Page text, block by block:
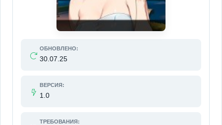
ОБНОВЛЕНО:
30.07.25
ВЕРСИЯ:
1.0
ТРЕБОВАНИЯ: